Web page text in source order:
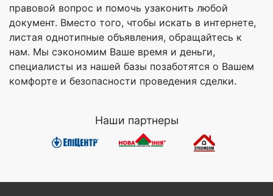
правовой вопрос и помочь узаконить любой
документ. Вместо того, чтобы искать в интернете,
листая однотипные объявления, обращайтесь к
нам. Мы сэкономим Ваше время и деньги,
специалисты из нашей базы позаботятся о Вашем
комфорте и безопасности проведения сделки.
Наши партнеры